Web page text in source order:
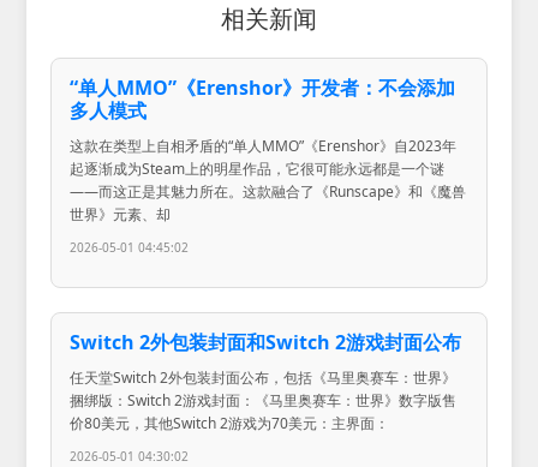
相关新闻
“单人MMO”《Erenshor》开发者：不会添加
多人模式
这款在类型上自相矛盾的“单人MMO”《Erenshor》自2023年
起逐渐成为Steam上的明星作品，它很可能永远都是一个谜
——而这正是其魅力所在。这款融合了《Runscape》和《魔兽
世界》元素、却
2026-05-01 04:45:02
Switch 2外包装封面和Switch 2游戏封面公布
任天堂Switch 2外包装封面公布，包括《马里奥赛车：世界》
捆绑版：Switch 2游戏封面：《马里奥赛车：世界》数字版售
价80美元，其他Switch 2游戏为70美元：主界面：
2026-05-01 04:30:02